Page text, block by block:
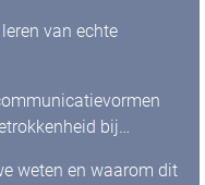
van echte
bij
weten en waarom dit